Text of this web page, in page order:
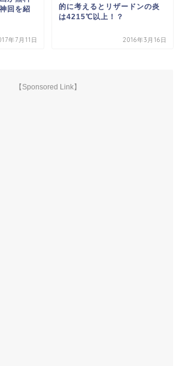
回を紹
年7月11日
的に考えるとリザードンの炎
は4215℃以上！？
2016年3月16日
【Sponsored Link】